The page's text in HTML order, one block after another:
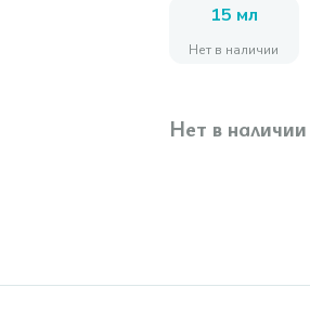
15 мл
Нет в наличии
Нет в наличии